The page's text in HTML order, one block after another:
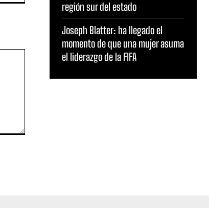
región sur del estado
Joseph Blatter: ha llegado el
momento de que una mujer asuma
el liderazgo de la FIFA